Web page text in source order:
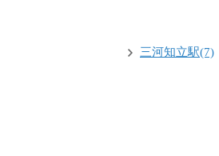
三河知立駅(7)